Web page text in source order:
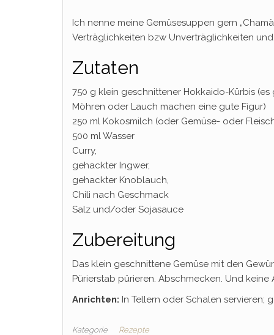
Ich nenne meine Gemüsesuppen gern
Verträglichkeiten bzw Unverträglichkeiten
Zutaten
750 g klein geschnittener Hokkaido-Kürbis
Möhren oder Lauch machen eine gute Figur)
250 ml Kokosmilch (oder Gemüse- oder
500 ml Wasser
Curry,
gehackter Ingwer,
gehackter Knoblauch,
Chili nach Geschmack
Salz und/oder Sojasauce
Zubereitung
Das klein geschnittene Gemüse mit den
Pürierstab pürieren. Abschmecken. Und keine
Anrichten: In Tellern oder Schalen servieren;
Kategorie Rezepte